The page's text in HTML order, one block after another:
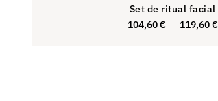
Set de ritual facial
104,60€ – 119,60€